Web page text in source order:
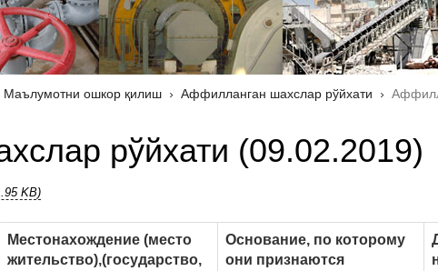
Маълумотни ошкор қилиш Аффилланган шахслар рўйхати
рўйхати (09.02.2019)
KB)
Местонахождение (место
жительство),(государство,
Основание, по которому
они признаются